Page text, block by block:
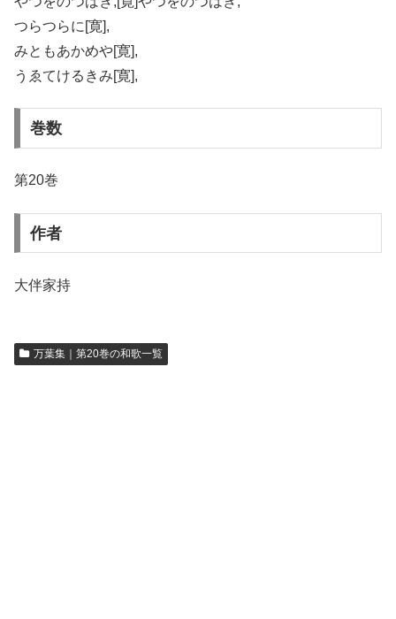
つらつらに[寛],
みともあかめや[寛],
うゑてけるきみ[寛],
巻数
第20巻
作者
大伴家持
万葉集｜第20巻の和歌一覧